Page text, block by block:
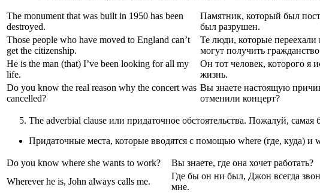
The monument that was built in 1950 has been
destroyed.
Памятник, который был
был разрушен.
Those people who have moved to England can’t
get the citizenship.
Те люди, которые
могут получить
He is the man (that) I’ve been looking for all my
life.
Он тот человек, которого я
жизнь.
Do you know the real reason why the concert was
cancelled?
Вы знаете настоящую
отменили концерт?
The adverbial clause или придаточное обстоятельства. Пожалуй,
Придаточные места, которые вводятся с помощью where (где, куда) и
Do you know where she wants to work?
Вы знаете, где она хочет работать?
Wherever he is, John always calls me.
Где бы он ни был, Джон всегда
мне.